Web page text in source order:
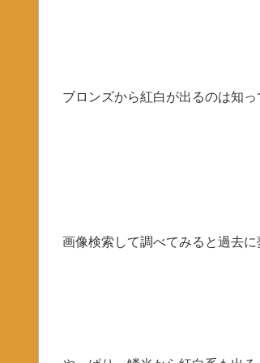
ブロンズから紅白が出るのは知
画像検索して調べてみると過去